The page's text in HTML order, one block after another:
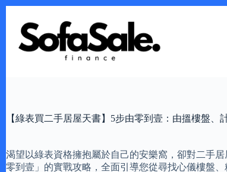
content
【綠表買二手居屋天書】5步由零到壹：由搵樓盤、
渴望以綠表資格擁抱屬於自己的安樂窩，卻對二手
零到壹」的實戰攻略，全面引導您從尋找心儀樓盤